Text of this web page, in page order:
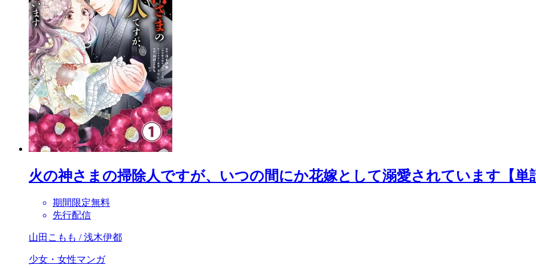
火の神さまの掃除人ですが、いつの間にか花嫁として溺愛されています【単
期間限定無料
先行配信
山田こもも / 浅木伊都
少女・女性マンガ